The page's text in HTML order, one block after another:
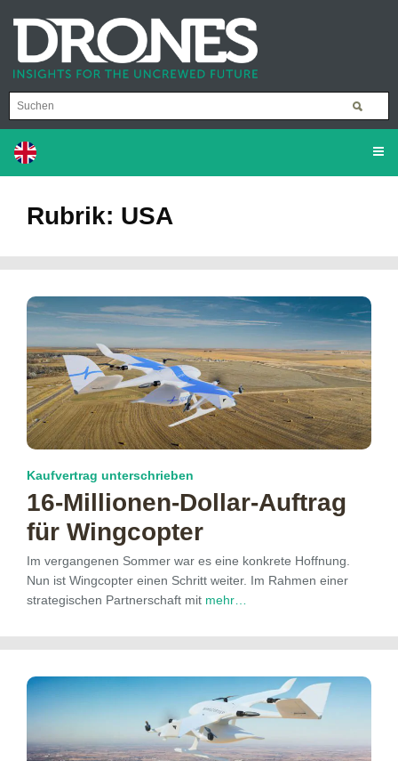
Rubrik: USA
Kaufvertrag unterschrieben
16-Millionen-Dollar-Auftrag
für Wingcopter
Im vergangenen Sommer war es eine konkrete Hoffnung.
Nun ist Wingcopter einen Schritt weiter. Im Rahmen einer
strategischen Partnerschaft mit mehr…